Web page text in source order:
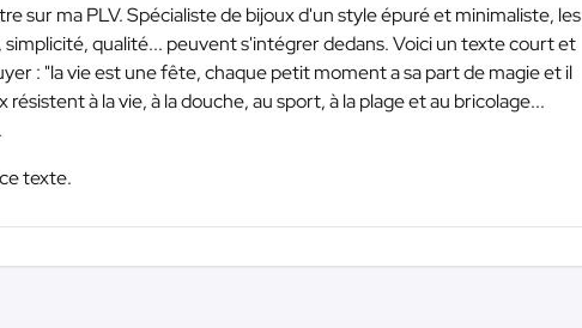
sur ma PLV. Spécialiste de bijoux d'un style épuré et minimaliste, les
qualité... peuvent s'intégrer dedans. Voici un texte court et
: "la vie est une fête, chaque petit moment a sa part de magie et il
à la vie, à la douche, au sport, à la plage et au bricolage...
texte.